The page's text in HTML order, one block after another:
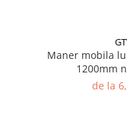
Maner mobila
1200mm
de la